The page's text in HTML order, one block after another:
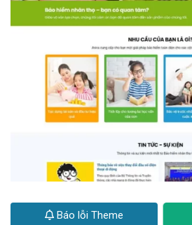
Báo lỗi Theme